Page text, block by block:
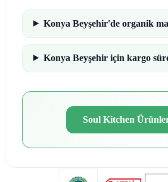
Konya Beyşehir'de organik
Konya Beyşehir için kargo
Soul Kitchen